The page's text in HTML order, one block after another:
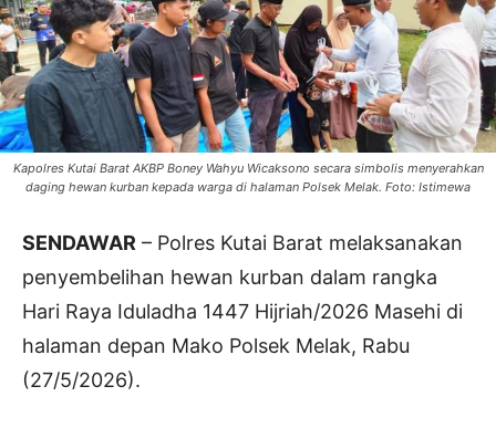
Kapolres Kutai Barat AKBP Boney Wahyu Wicaksono secara simbolis menyerahkan
daging hewan kurban kepada warga di halaman Polsek Melak. Foto: Istimewa
SENDAWAR – Polres Kutai Barat melaksanakan
penyembelihan hewan kurban dalam rangka
Hari Raya Iduladha 1447 Hijriah/2026 Masehi di
halaman depan Mako Polsek Melak, Rabu
(27/5/2026).